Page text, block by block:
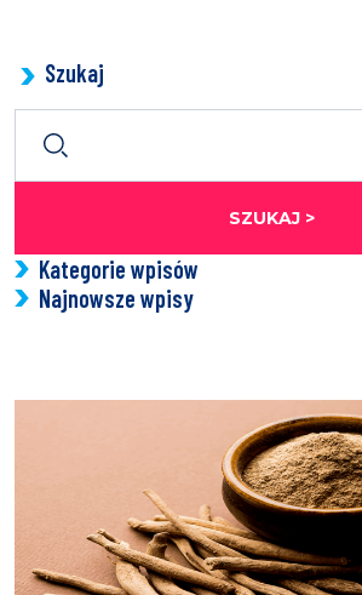
Szukaj
SZUKAJ >
Kategorie wpisów
Najnowsze wpisy